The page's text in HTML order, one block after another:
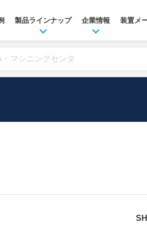
製品ラインナップ 企業情報 装置メ